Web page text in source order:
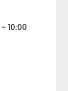
10:00